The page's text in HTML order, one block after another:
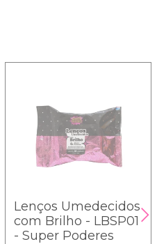
Lenços Umedecidos
com Brilho - LBSP01
- Super Poderes